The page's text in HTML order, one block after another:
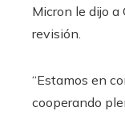
Micron le dijo
revisión.
“Estamos en
cooperando